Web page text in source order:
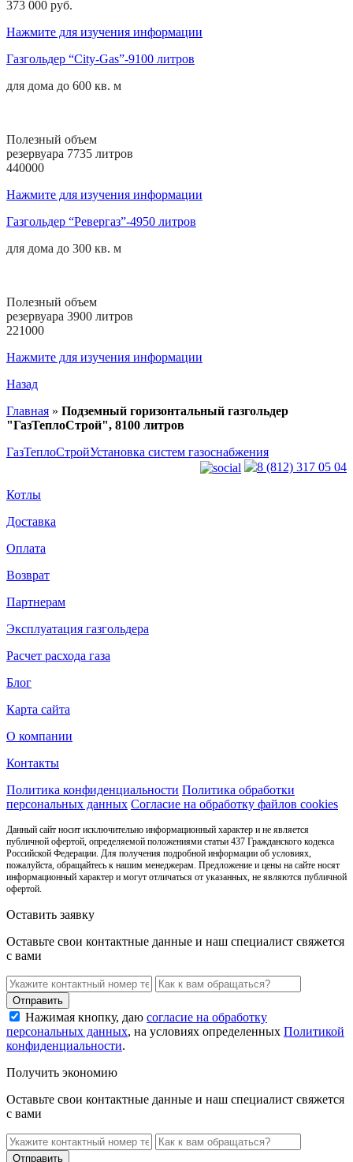
373 000 руб.
Нажмите для изучения информации
Газгольдер “City-Gas”-9100 литров
для дома до 600 кв. м
Полезный объем
резервуара 7735 литров
440000
Нажмите для изучения информации
Газгольдер “Ревергаз”-4950 литров
для дома до 300 кв. м
Полезный объем
резервуара 3900 литров
221000
Нажмите для изучения информации
Назад
Главная » Подземный горизонтальный газгольдер
"ГазТеплоСтрой", 8100 литров
ГазТеплоСтройУстановка систем газоснабжения
8 (812) 317 05 04
Котлы
Доставка
Оплата
Возврат
Партнерам
Эксплуатация газгольдера
Расчет расхода газа
Блог
Карта сайта
О компании
Контакты
Политика конфиденциальности Политика обработки
персональных данных Согласие на обработку файлов cookies
Данный сайт носит исключительно информационный характер и не является
публичной офертой, определяемой положениями статьи 437 Гражданского кодекса
Российской Федерации. Для получения подробной информации об условиях,
пожалуйста, обращайтесь к нашим менеджерам. Предложение и цены на сайте носят
информационный характер и могут отличаться от указанных, не являются публичной
офертой.
Оставить заявку
Оставьте свои контактные данные и наш специалист свяжется
с вами
Нажимая кнопку, даю согласие на обработку
персональных данных, на условиях определенных Политикой
конфиденциальности.
Получить экономию
Оставьте свои контактные данные и наш специалист свяжется
с вами